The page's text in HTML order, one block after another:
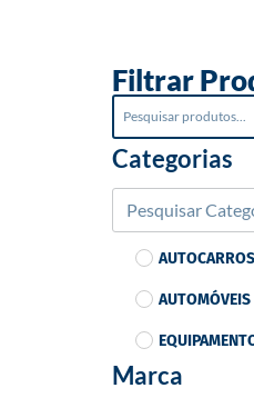
Filtrar
Categorias
AUTOCARROS
AUTOMÓVEIS
Marca